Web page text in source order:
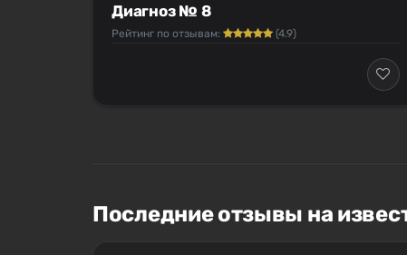
Диагноз № 8
Рейтинг по отзывам: (4.9)
Последние отзывы на